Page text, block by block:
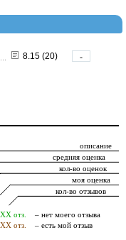
8.15 (20) -